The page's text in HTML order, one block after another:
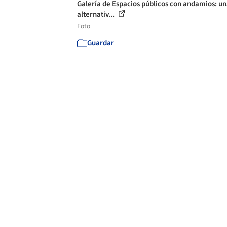
Galería de Espacios públicos con andamios:
alternativ...
Foto
Guardar